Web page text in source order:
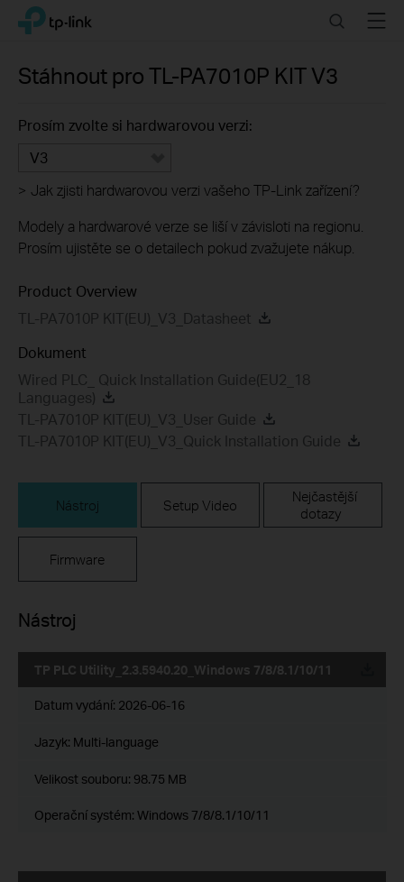
Click
navigation
TP-Link, Reliably Smart SearchMenu
Stáhnout proTL-PA7010P KITV3
Prosím zvolte si hardwarovou verzi:
V3
> Jak zjisti hardwarovou verzi vašeho TP-Link zařízení?
Modely a hardwarové verze se liší v závisloti na regionu.
Prosím ujistěte se o detailech pokud zvažujete nákup.
Product Overview
TL-PA7010P KIT(EU)_V3_Datasheet
Dokument
Wired PLC_ Quick Installation Guide(EU2_18
Languages)
TL-PA7010P KIT(EU)_V3_User Guide
TL-PA7010P KIT(EU)_V3_Quick Installation Guide
Nástroj Setup Video
Nejčastější
dotazy
Firmware
Nástroj
TP PLC Utility_2.3.5940.20_Windows 7/8/8.1/10/11
Datum vydání: 2026-06-16
Jazyk: Multi-language
Velikost souboru: 98.75 MB
Operační systém: Windows 7/8/8.1/10/11